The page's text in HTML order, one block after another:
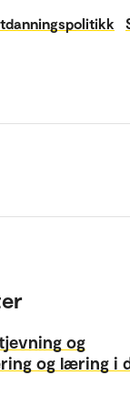
og
og læring i